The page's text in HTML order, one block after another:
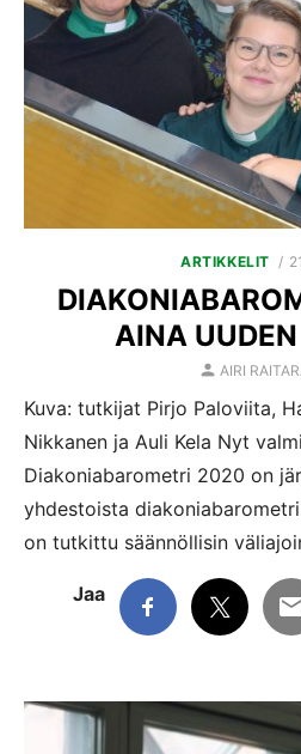
ARTIKKELIT
AINA
AUTHOR
AIRI
Kuva: tutkijat Pirjo Paloviita,
Nikkanen ja Auli Kela Nyt
Diakoniabarometri 2020 on
yhdestoista
on tutkittu säännöllisin
Jaa